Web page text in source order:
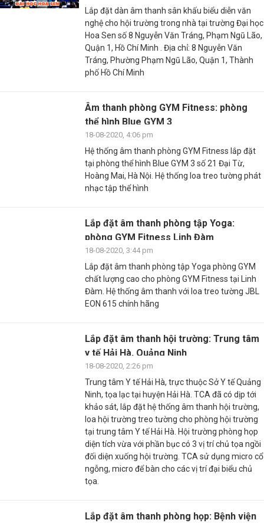
Lắp đặt dàn âm thanh sân khấu biểu diễn văn
nghệ cho hội trường trong nhà tại trường Đại học
Hoa Sen số 8 Nguyễn Văn Tráng, Phạm Ngũ Lão,
Quận 1, Hồ Chí Minh . Địa chỉ: 8 Nguyễn Văn
Tráng, Phường Phạm Ngũ Lão, Quận 1, Thành
phố Hồ Chí Minh
Âm thanh phòng GYM Fitness: phòng
thể hình Blue GYM 3
18-08-2020, 4:06 pm
Hệ thống âm thanh phòng GYM Fitness lắp đặt
tại phòng thể hình Blue GYM 3 số 21 Đại Từ,
Hoàng Mai, Hà Nội. Hệ thống loa treo tường phát
nhạc tập thể hình
Lắp đặt âm thanh phòng tập Yoga:
phòng GYM Fitness Linh Đàm
18-08-2020, 3:44 pm
Lắp đặt âm thanh phòng tập Yoga phòng GYM
chất lượng cao cho phòng GYM Fitness tại Linh
Đàm. Hệ thống âm thanh với loa treo tường JBL
EON 615 chính hãng
Lắp đặt âm thanh hội trường: Trung tâm
y tế Hải Hà, Quảng Ninh
18-08-2020, 2:26 pm
Trung tâm Y tế Hải Hà, trực thuộc Sở Y tế Quảng
Ninh, tọa lạc tại huyện Hải Hà. TCA đã có dịp tới
khảo sát, lắp đặt hệ thống âm thanh hội trường,
loa hội trường treo tường cho phòng hội trường
tại trung tâm Y tế Hải Hà. Hội trường phòng họp
diện tích vừa với phần bục có 3 vị trí chủ tọa ngồi
đối diện xuống hội trường. TCA sử dụng micro cổ
ngỗng, micro để bàn cho các vị trí đại biểu chủ
tọa.
Lắp đặt âm thanh phòng họp: Bệnh viện